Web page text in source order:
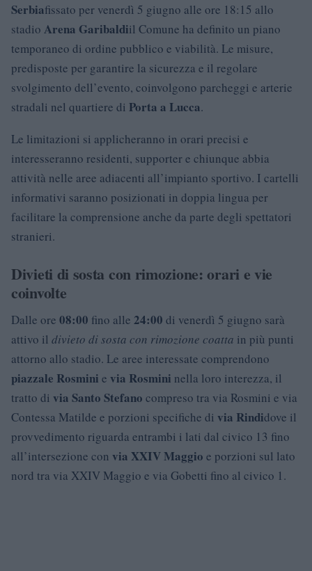
Serbiafissato per venerdì 5 giugno alle ore 18:15 allo
stadio Arena Garibaldiil Comune ha definito un piano
temporaneo di ordine pubblico e viabilità. Le misure,
predisposte per garantire la sicurezza e il regolare
svolgimento dell’evento, coinvolgono parcheggi e arterie
stradali nel quartiere di Porta a Lucca.
Le limitazioni si applicheranno in orari precisi e
interesseranno residenti, supporter e chiunque abbia
attività nelle aree adiacenti all’impianto sportivo. I cartelli
informativi saranno posizionati in doppia lingua per
facilitare la comprensione anche da parte degli spettatori
stranieri.
Divieti di sosta con rimozione: orari e vie
coinvolte
Dalle ore 08:00 fino alle 24:00 di venerdì 5 giugno sarà
attivo il divieto di sosta con rimozione coatta in più punti
attorno allo stadio. Le aree interessate comprendono
piazzale Rosmini e via Rosmini nella loro interezza, il
tratto di via Santo Stefano compreso tra via Rosmini e via
Contessa Matilde e porzioni specifiche di via Rindidove il
provvedimento riguarda entrambi i lati dal civico 13 fino
all’intersezione con via XXIV Maggio e porzioni sul lato
nord tra via XXIV Maggio e via Gobetti fino al civico 1.